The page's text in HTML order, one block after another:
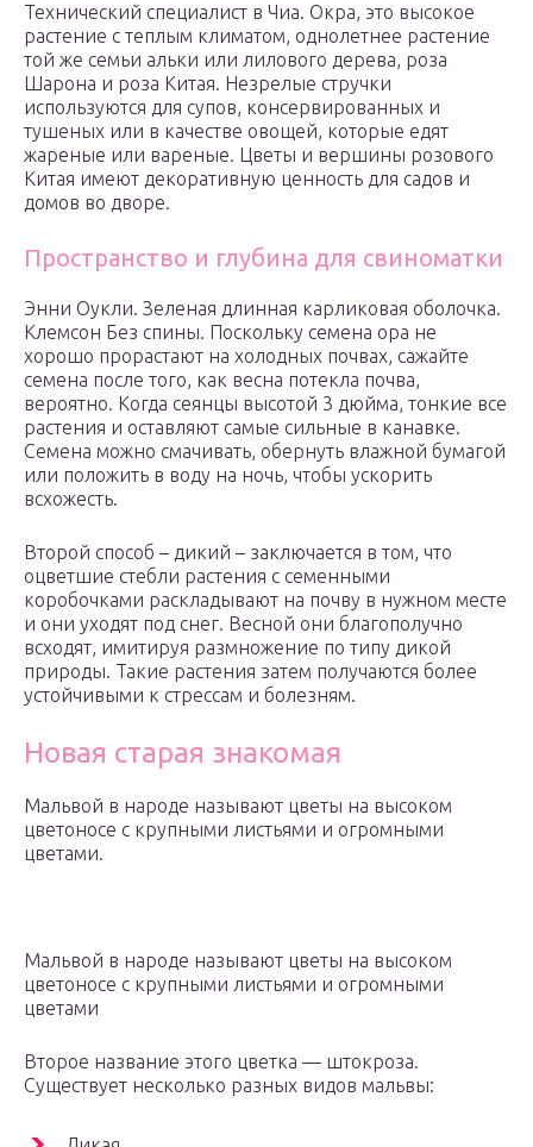
Технический специалист в Чиа. Окра, это высокое
растение с теплым климатом, однолетнее растение
той же семьи альки или лилового дерева, роза
Шарона и роза Китая. Незрелые стручки
используются для супов, консервированных и
тушеных или в качестве овощей, которые едят
жареные или вареные. Цветы и вершины розового
Китая имеют декоративную ценность для садов и
домов во дворе.
Пространство и глубина для свиноматки
Энни Оукли. Зеленая длинная карликовая оболочка.
Клемсон Без спины. Поскольку семена ора не
хорошо прорастают на холодных почвах, сажайте
семена после того, как весна потекла почва,
вероятно. Когда сеянцы высотой 3 дюйма, тонкие все
растения и оставляют самые сильные в канавке.
Семена можно смачивать, обернуть влажной бумагой
или положить в воду на ночь, чтобы ускорить
всхожесть.
Второй способ – дикий – заключается в том, что
оцветшие стебли растения с семенными
коробочками раскладывают на почву в нужном месте
и они уходят под снег. Весной они благополучно
всходят, имитируя размножение по типу дикой
природы. Такие растения затем получаются более
устойчивыми к стрессам и болезням.
Новая старая знакомая
Мальвой в народе называют цветы на высоком
цветоносе с крупными листьями и огромными
цветами.
Мальвой в народе называют цветы на высоком
цветоносе с крупными листьями и огромными
цветами
Второе название этого цветка — штокроза.
Существует несколько разных видов мальвы: